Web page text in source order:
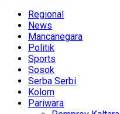
Regional
News
Mancanegara
Politik
Sports
Sosok
Serba Serbi
Kolom
Pariwara